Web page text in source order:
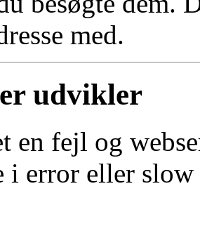
med.
udvikler
en fejl og
i error eller